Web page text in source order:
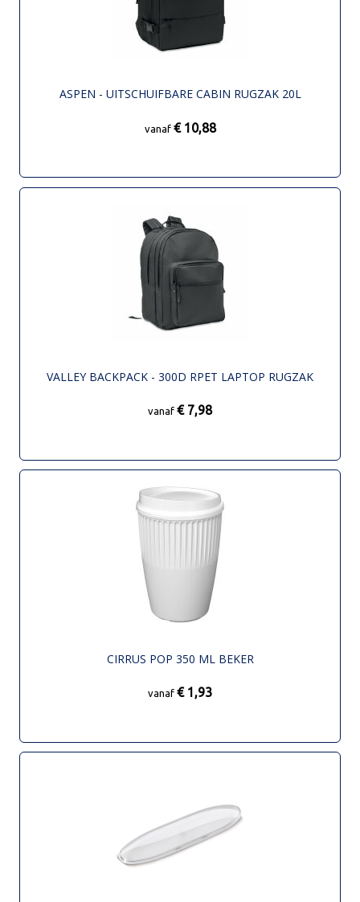
ASPEN - UITSCHUIFBARE CABIN RUGZAK 20L
vanaf € 10,88
VALLEY BACKPACK - 300D RPET LAPTOP RUGZAK
vanaf € 7,98
CIRRUS POP 350 ML BEKER
vanaf € 1,93